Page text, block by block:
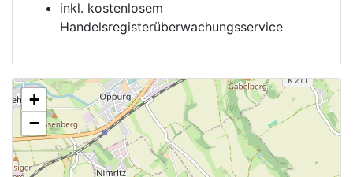
inkl. kostenlosem
Handelsregisterüberwachungsservice
+
−